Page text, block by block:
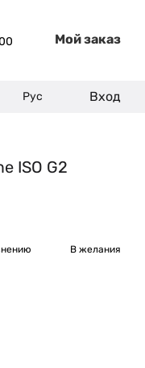
Мой заказ
Рус Вход
ISO G2
В желания